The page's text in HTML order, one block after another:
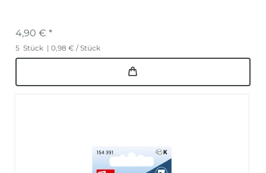
4,90 € *
5 Stück | 0,98 € / Stück